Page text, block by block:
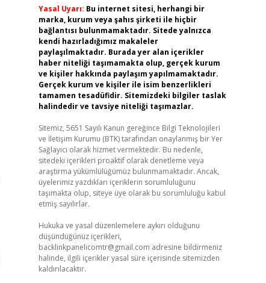
Yasal Uyarı: Bu internet sitesi, herhangi bir
marka, kurum veya şahıs şirketi ile hiçbir
bağlantısı bulunmamaktadır. Sitede yalnızca
kendi hazırladığımız makaleler
paylaşılmaktadır. Burada yer alan içerikler
haber niteliği taşımamakta olup, gerçek kurum
ve kişiler hakkında paylaşım yapılmamaktadır.
Gerçek kurum ve kişiler ile isim benzerlikleri
tamamen tesadüfidir. Sitemizdeki bilgiler taslak
halindedir ve tavsiye niteliği taşımazlar.
Sitemiz, 5651 Sayılı Kanun gereğince Bilgi Teknolojileri
ve İletişim Kurumu (BTK) tarafından onaylanmış bir Yer
Sağlayıcı olarak hizmet vermektedir. Bu nedenle,
sitedeki içerikleri proaktif olarak denetleme veya
araştırma yükümlülüğümüz bulunmamaktadır. Ancak,
üyelerimiz yazdıkları içeriklerin sorumluluğunu
taşımakta olup, siteye üye olarak bu sorumluluğu kabul
etmiş sayılırlar.
Hukuka ve yasal düzenlemelere aykırı olduğunu
düşündüğünüz içerikleri,
backlinkpanelicomtr@gmail.com adresine bildirmeniz
halinde, ilgili içerikler yasal süre içerisinde sitemizden
kaldırılacaktır.